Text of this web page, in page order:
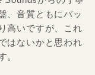
、音質ともにバッ
高いですが、これ
はないかと思われ
。